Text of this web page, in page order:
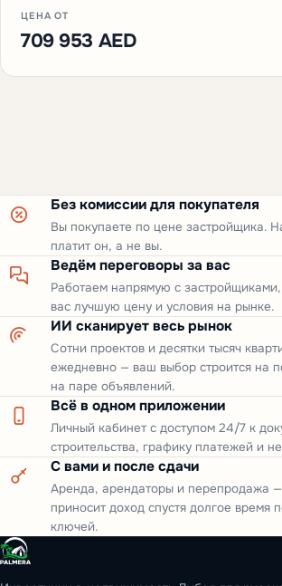
ЦЕНА ОТ
709 953 AED
Без комиссии для покупателя
Вы покупаете по цене застройщика.
платит он, а не вы.
Ведём переговоры за вас
Работаем напрямую с
вас лучшую цену и условия на рынке.
ИИ сканирует весь рынок
Сотни проектов и десятки тысяч
ежедневно — ваш выбор строится на
на паре объявлений.
Всё в одном приложении
Личный кабинет с доступом 24/7 к
строительства, графику платежей и
С вами и после сдачи
Аренда, арендаторы и перепродажа
приносит доход спустя долгое время
ключей.